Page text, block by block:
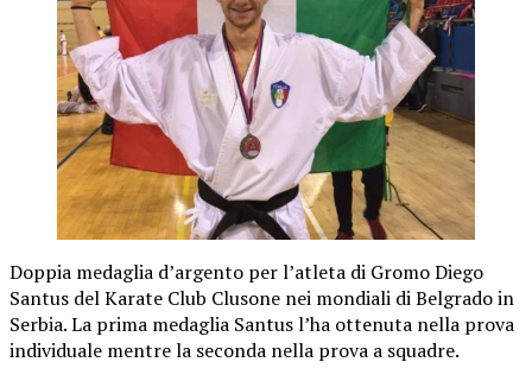
Doppia medaglia d’argento per l’atleta di Gromo Diego
Santus del Karate Club Clusone nei mondiali di Belgrado in
Serbia. La prima medaglia Santus l’ha ottenuta nella prova
individuale mentre la seconda nella prova a squadre.